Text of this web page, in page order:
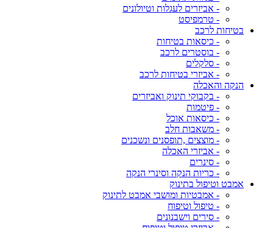
- אביזרים לעגלות וטיולונים
- טרמפיסט
בטיחות לרכב
- כיסאות בטיחות
- בוסטרים לרכב
- סלקלים
- אביזרי בטיחות לרכב
הנקה והאכלה
- בקבוקי תינוק ואביזרים
- פיטמות
- כיסאות אוכל
- משאבות חלב
- מוצצים ,תופסנים ונשכנים
- אביזרי האכלה
- סינרים
- כריות הנקה וסינרי הנקה
אמבט וטיפול בתינוק
- אמבטיות ומושבי אמבט לתינוק
- טיפול וטיפוח
- סירים וישבנונים